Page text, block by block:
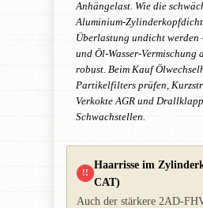
Anhängelast. Wie die
Aluminium-
Überlastung undicht
und Öl-Wasser-Vermischung
robust. Beim Kauf
Partikelfilters prüfen,
Verkokte AGR und
Schwachstellen.
!!
Haarrisse im
CAT)
Auch der stärkere 2AD-